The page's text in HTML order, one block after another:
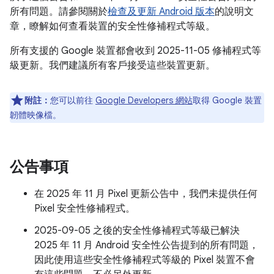
所有問題。請參閱關於檢查及更新 Android 版本的說明文
章，瞭解如何查看裝置的安全性修補程式等級。
所有支援的 Google 裝置都會收到 2025-11-05 修補程式等
級更新。我們建議所有客戶接受這些裝置更新。
附註： 您可以前往 Google Developers 網站取得 Google 裝置
韌體映像檔。
公告事項
在 2025 年 11 月 Pixel 更新公告中，我們未提供任何
Pixel 安全性修補程式。
2025-09-05 之後的安全性修補程式等級已解決
2025 年 11 月 Android 安全性公告提到的所有問題，
因此使用這些安全性修補程式等級的 Pixel 裝置不會